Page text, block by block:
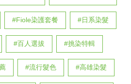
#Fiole染護套餐 #日系染髮
#百人選拔 #挑染特輯
#流行髮色 #高雄染髮